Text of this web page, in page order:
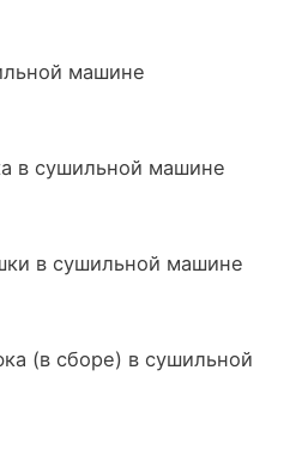
машине
в сушильной машине
в сушильной машине
(в сборе) в сушильной